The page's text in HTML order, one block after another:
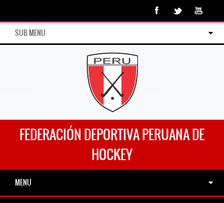
SUB MENU
FEDERACIÓN DEPORTIVA PERUANA DE
HOCKEY
MENU